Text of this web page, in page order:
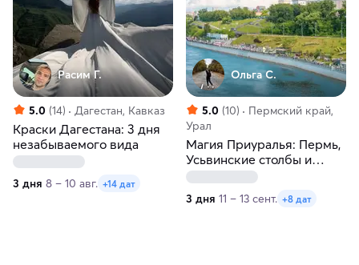
Расим Г.
5.0 (14) Дагестан, Кавказ
Краски Дагестана: 3 дня
незабываемого вида
3 дня 8 – 10 авг. +14 дат
Ольга С.
5.0 (10)
Пермский край,
Урал
Магия Приуралья: Пермь,
Усьвинские столбы и
Хохловка
3 дня 11 – 13 сент. +8 дат